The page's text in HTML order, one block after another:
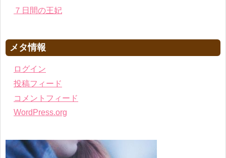
７日間の王妃
メタ情報
ログイン
投稿フィード
コメントフィード
WordPress.org